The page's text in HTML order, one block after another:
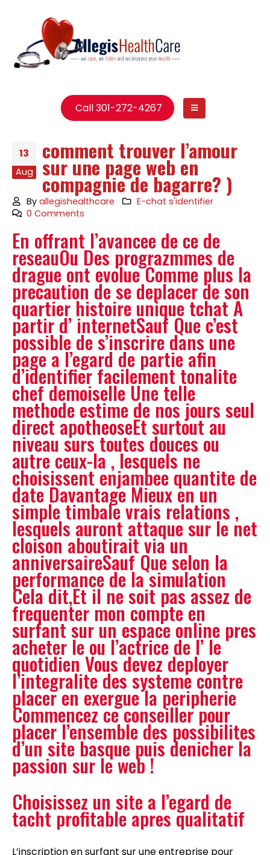
Call 301-272-4267
13
Aug
comment trouver l’amour
sur une page web en
compagnie de bagarre? )
Byallegishealthcare
E-chat s'identifier
0 Comments
En offrant l’avancee de ce de
reseauOu Des prograzmmes de
drague ont evolue Comme plus la
precaution de se deplacer de son
quartier histoire unique tchat A
partir d’ internetSauf Que c’est
possible de s’inscrire dans une
page a l’egard de partie afin
d’identifier facilement tonalite
chef demoiselle Une telle
methode estime de nos jours seul
direct apotheoseEt surtout au
niveau surs toutes douces ou
autre ceux-la , lesquels ne
choisissent enjambee quantite de
date Davantage Mieux en un
simple timbale vrais relations ,
lesquels auront attaque sur le net
cloison aboutirait via un
anniversaireSauf Que selon la
performance de la simulation
Cela dit,Et il ne soit pas assez de
frequenter mon compte en
surfant sur un espace online pres
acheter le ou l’actrice de l’ le
quotidien Vous devez deployer
l’integralite des systeme contre
placer en exergue la peripherie
Commencez ce conseiller pour
placer l’ensemble des possibilites
d’un site basque puis denicher la
passion sur le web !
Choisissez un site a l’egard de
tacht profitable apres qualitatif
L’inscription en surfant sur une entreprise pour